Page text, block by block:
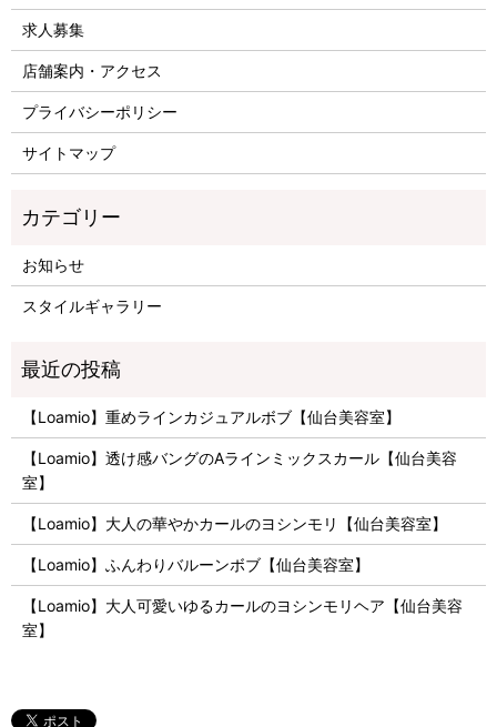
求人募集
店舗案内・アクセス
プライバシーポリシー
サイトマップ
お知らせ
スタイルギャラリー
【Loamio】重めラインカジュアルボブ【仙台美容室】
【Loamio】透け感バングのAラインミックスカール【仙台美容
室】
【Loamio】大人の華やかカールのヨシンモリ【仙台美容室】
【Loamio】ふんわりバルーンボブ【仙台美容室】
【Loamio】大人可愛いゆるカールのヨシンモリヘア【仙台美容
室】